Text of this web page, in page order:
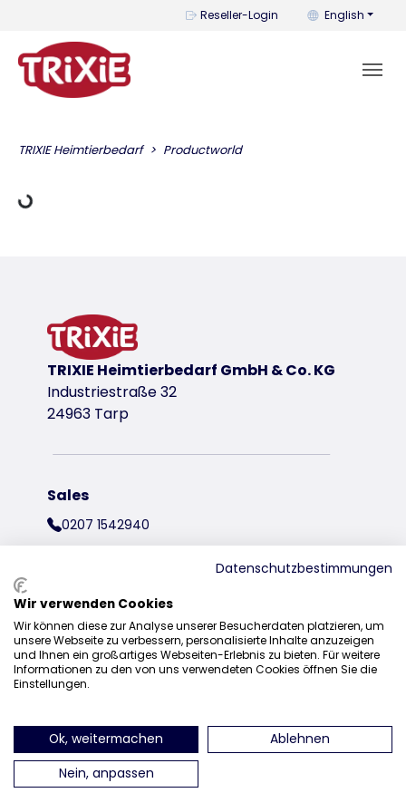
Reseller-Login You can
English
TRIXIE Heimtierbedarf Productworld
Loading Data
TRIXIE Heimtierbedarf GmbH & Co. KG
Industriestraße 32
24963 Tarp
Sales
0207 1542940
find us on Instagram
find us on Facebook
find us on Pinterest
find us on
Datenschutzbestimmungen
Wir verwenden Cookies
Wir können diese zur Analyse unserer Besucherdaten platzieren, um
unsere Webseite zu verbessern, personalisierte Inhalte anzuzeigen
und Ihnen ein großartiges Webseiten-Erlebnis zu bieten. Für weitere
Informationen zu den von uns verwendeten Cookies öffnen Sie die
Einstellungen.
Ok, weitermachen
Ablehnen
Nein, anpassen